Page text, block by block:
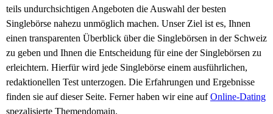
teils undurchsichtigen Angeboten die Auswahl der besten
Singlebörse nahezu unmöglich machen. Unser Ziel ist es, Ihnen
einen transparenten Überblick über die Singlebörsen in der Schweiz
zu geben und Ihnen die Entscheidung für eine der Singlebörsen zu
erleichtern. Hierfür wird jede Singlebörse einem ausführlichen,
redaktionellen Test unterzogen. Die Erfahrungen und Ergebnisse
finden sie auf dieser Seite. Ferner haben wir eine aufOnline-Dating
spezalisierte Themendomain.